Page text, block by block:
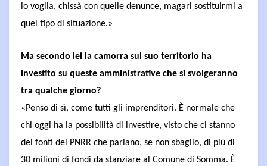
io voglia, chissà con quelle denunce, magari sostituirmi a
quel tipo di situazione.»
Ma secondo lei la camorra sul suo territorio ha
investito su queste amministrative che si svolgeranno
tra qualche giorno?
«Penso di sì, come tutti gli imprenditori. È normale che
chi oggi ha la possibilità di investire, visto che ci stanno
dei fonti del PNRR che parlano, se non sbaglio, di più di
30 milioni di fondi da stanziare al Comune di Somma. È